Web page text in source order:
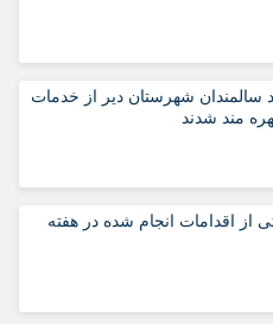
۳۸ درصد سالمندان شهرستان دیر از خدمات
مند شدند
از اقدامات انجام شده در هفته